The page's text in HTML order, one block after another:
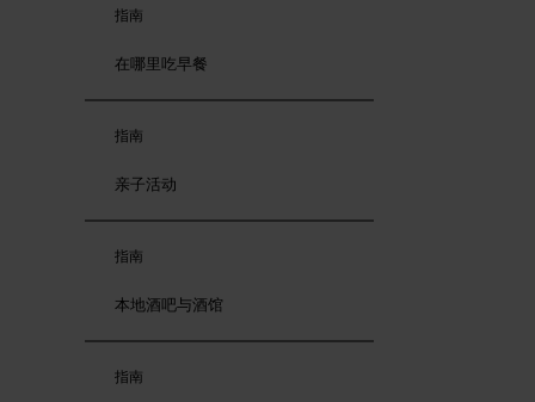
指南
在哪里吃早餐
指南
亲子活动
指南
本地酒吧与酒馆
指南